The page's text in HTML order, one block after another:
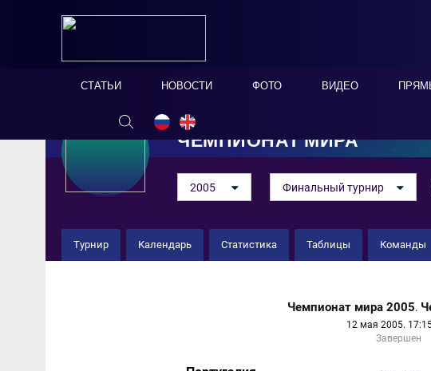
СТАТЬИ НОВОСТИ ФОТО ВИДЕО
ЧЕМПИОНАТ МИРА
2005 Финальный турнир
Турнир Календарь Статистика Таблицы Команды
Чемпионат мира 2005.
12 мая 2005.
Завершен